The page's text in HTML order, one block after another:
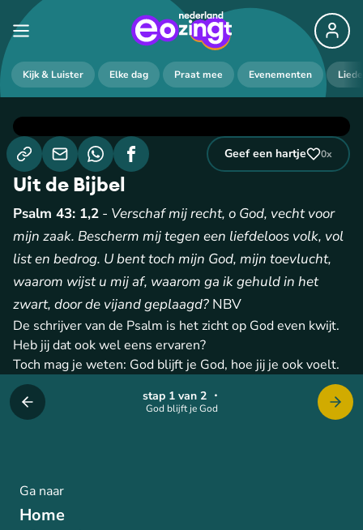
Kijk & Luister Elke dag Praat mee Evenementen
God blijft je God
stap 1 van 2・
Geef een hartje 0x
Uit de Bijbel
Psalm 43: 1,2 - Verschaf mij recht, o God, vecht voor
mijn zaak. Bescherm mij tegen een liefdeloos volk, vol
list en bedrog. U bent toch mijn God, mijn toevlucht,
waarom wijst u mij af, waarom ga ik gehuld in het
zwart, door de vijand geplaagd? NBV
De schrijver van de Psalm is het zicht op God even kwijt.
Heb jij dat ook wel eens ervaren?
Toch mag je weten: God blijft je God, hoe jij je ook voelt.
Ga naar
Home